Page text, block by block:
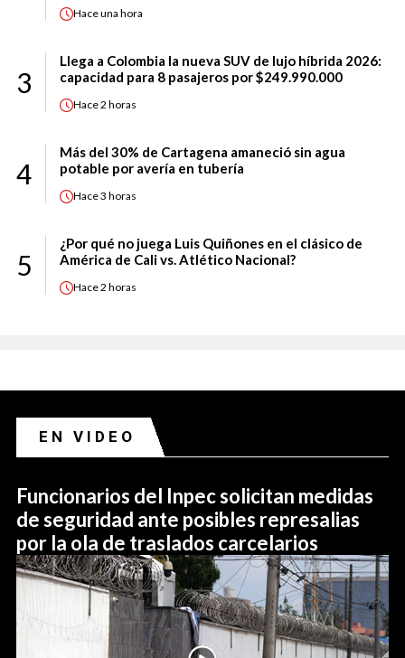
Haceuna hora
3
Llega a Colombia la nueva SUV de lujo híbrida 2026:
capacidad para 8 pasajeros por $249.990.000
Hace2 horas
4
Más del 30% de Cartagena amaneció sin agua
potable por avería en tubería
Hace3 horas
5
¿Por qué no juega Luis Quiñones en el clásico de
América de Cali vs. Atlético Nacional?
Hace2 horas
EN VIDEO
Funcionarios del Inpec solicitan medidas
de seguridad ante posibles represalias
por la ola de traslados carcelarios